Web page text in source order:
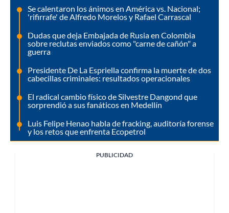
Se calentaron los ánimos en América vs. Nacional;
'rifirrafe' de Alfredo Morelos y Rafael Carrascal
Dudas que deja Embajada de Rusia en Colombia
sobre reclutas enviados como "carne de cañón" a
guerra
Presidente De La Espriella confirma la muerte de dos
cabecillas criminales: resultados operacionales
El radical cambio físico de Silvestre Dangond que
sorprendió a sus fanáticos en Medellín
Luis Felipe Henao habla de fracking, auditoría forense
y los retos que enfrenta Ecopetrol
PUBLICIDAD